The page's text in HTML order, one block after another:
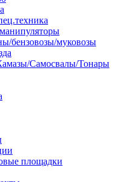
бензовозы/муковозы
Самосвалы/Тонары
площадки